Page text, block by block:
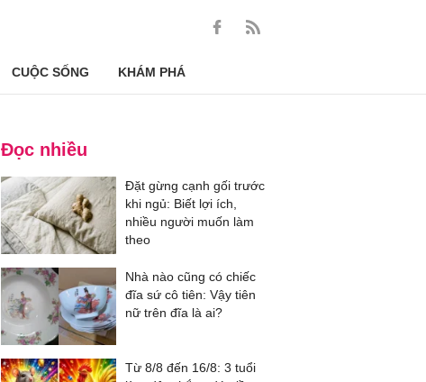
CUỘC SỐNG KHÁM PHÁ
Đọc nhiều
Đặt gừng cạnh gối trước
khi ngủ: Biết lợi ích,
nhiều người muốn làm
theo
Nhà nào cũng có chiếc
đĩa sứ cô tiên: Vậy tiên
nữ trên đĩa là ai?
Từ 8/8 đến 16/8: 3 tuổi